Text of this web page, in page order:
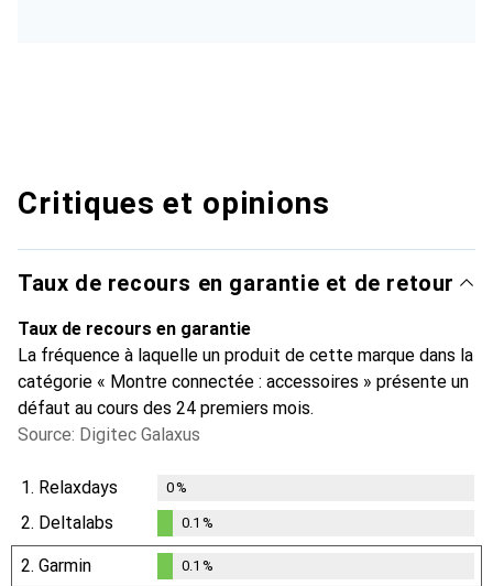
Critiques et opinions
Taux de recours en garantie et de retour
Taux de recours en garantie
La fréquence à laquelle un produit de cette marque dans la
catégorie « Montre connectée : accessoires » présente un
défaut au cours des 24 premiers mois.
Source: Digitec Galaxus
1. Relaxdays 0%
2. Deltalabs
0.1%
0.1 %
2. Garmin 0.1 %